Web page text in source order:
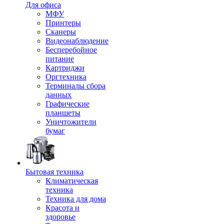
Для офиса
МФУ
Принтеры
Сканеры
Видеонаблюдение
Бесперебойное
питание
Картриджи
Оргтехника
Терминалы сбора
данных
Графические
планшеты
Уничтожители
бумаг
Бытовая техника
Климатическая
техника
Техника для дома
Красота и
здоровье